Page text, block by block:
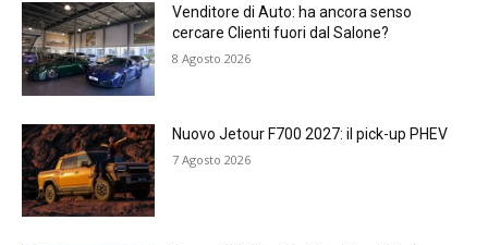
Venditore di Auto: ha ancora senso
cercare Clienti fuori dal Salone?
8 Agosto 2026
Nuovo Jetour F700 2027: il pick-up PHEV
7 Agosto 2026